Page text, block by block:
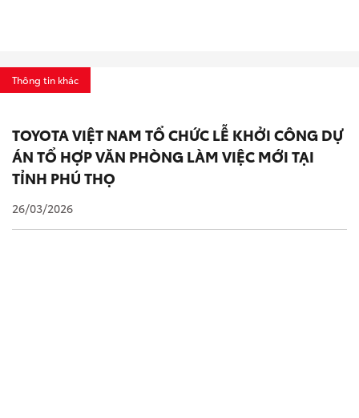
Thông tin khác
TOYOTA VIỆT NAM TỔ CHỨC LỄ KHỞI CÔNG DỰ
ÁN TỔ HỢP VĂN PHÒNG LÀM VIỆC MỚI TẠI
TỈNH PHÚ THỌ
26/03/2026